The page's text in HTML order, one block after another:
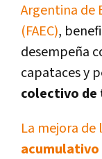
Argentina de
(FAEC),
desempeña
capataces y
colectivo de
La mejora de
acumulativo